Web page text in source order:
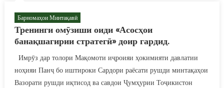
Барномаҳои Минтақавӣ
Тренинги омӯзиши оиди «Асосҳои
банақшагирии стратегӣ» доир гардид.
Имрӯз дар толори Мақомоти иҷроияи ҳокимияти давлатии
ноҳияи Панҷ бо иштироки Сардори раёсати рушди минтақаҳои
Вазорати рушди иқтисод ва савдои Ҷумҳурии Тоҷикистон